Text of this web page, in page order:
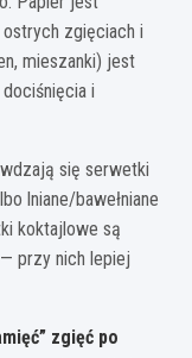
ostrych zgięciach i
mieszanki) jest
i
się serwetki
lniane/bawełniane
koktajlowe są
przy nich lepiej
zgięć po